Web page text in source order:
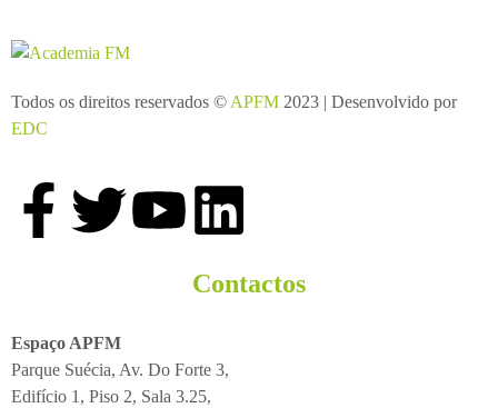
Todos os direitos reservados © APFM 2023 | Desenvolvido por
EDC
Contactos
Espaço APFM
Parque Suécia, Av. Do Forte 3,
Edifício 1, Piso 2, Sala 3.25,